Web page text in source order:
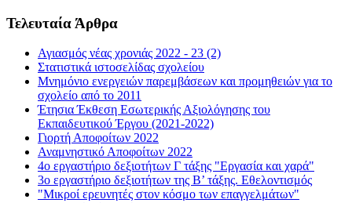
Τελευταία Άρθρα
Αγιασμός νέας χρονιάς 2022 - 23 (2)
Στατιστικά ιστοσελίδας σχολείου
Μνημόνιο ενεργειών παρεμβάσεων και προμηθειών για το
σχολείο από το 2011
Έτησια Έκθεση Εσωτερικής Αξιολόγησης του
Εκπαιδευτικού Έργου (2021-2022)
Γιορτή Αποφοίτων 2022
Αναμνηστικό Αποφοίτων 2022
4ο εργαστήριο δεξιοτήτων Γ τάξης "Εργασία και χαρά"
3ο εργαστήριο δεξιοτήτων της Β’ τάξης. Εθελοντισμός
"Μικροί ερευνητές στον κόσμο των επαγγελμάτων"